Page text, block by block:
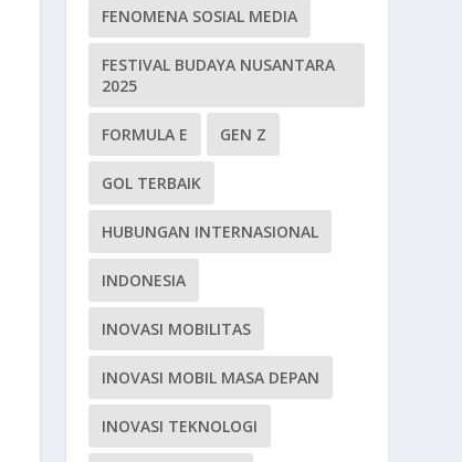
FENOMENA SOSIAL MEDIA
FESTIVAL BUDAYA NUSANTARA
2025
FORMULA E GEN Z
GOL TERBAIK
HUBUNGAN INTERNASIONAL
INDONESIA
INOVASI MOBILITAS
INOVASI MOBIL MASA DEPAN
INOVASI TEKNOLOGI